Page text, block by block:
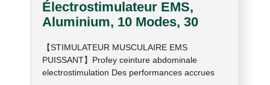
Électrostimulateur EMS,
Aluminium, 10 Modes, 30
【STIMULATEUR MUSCULAIRE EMS
PUISSANT】Profey ceinture abdominale
electrostimulation Des performances accrues